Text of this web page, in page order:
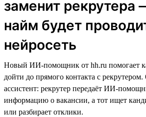
заменит рекрутера
найм будет
нейросеть
Новый ИИ-помощник от hh.ru помогает
дойти до прямого контакта с рекрутером.
ассистент: рекрутер передаёт ИИ-
информацию о вакансии, а тот ищет
или разбирает отклики.